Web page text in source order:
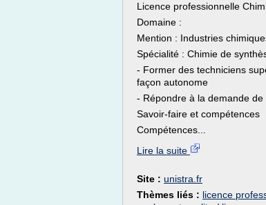
Licence professionnelle
Domaine :
Mention : Industries
Spécialité : Chimie de
- Former des techniciens
façon autonome
- Répondre à la demande
Savoir-faire et compétences
Compétences...
Lire la suite
Site : unistra.fr
Thèmes liés : licence